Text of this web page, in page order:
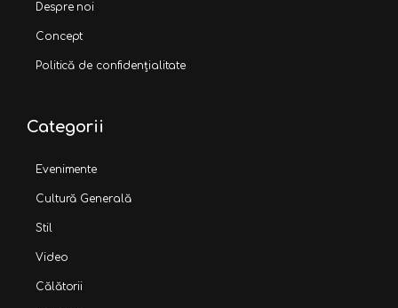
Despre noi
Concept
Politică de confidențialitate
Categorii
Evenimente
Cultură Generală
Stil
Video
Călătorii